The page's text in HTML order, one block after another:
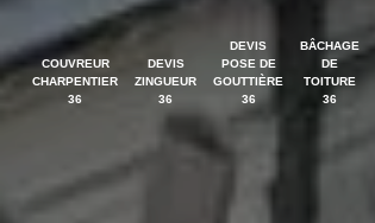
COUVREUR
CHARPENTIER
36
DEVIS
ZINGUEUR
36
DEVIS
POSE DE
GOUTTIÈRE
36
BÂCHAGE
DE
TOITURE
36